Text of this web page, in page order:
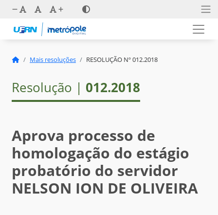
Mais resoluções RESOLUÇÃO Nº 012.2018
Resolução | 012.2018
Aprova processo de
homologação do estágio
probatório do servidor
NELSON ION DE OLIVEIRA